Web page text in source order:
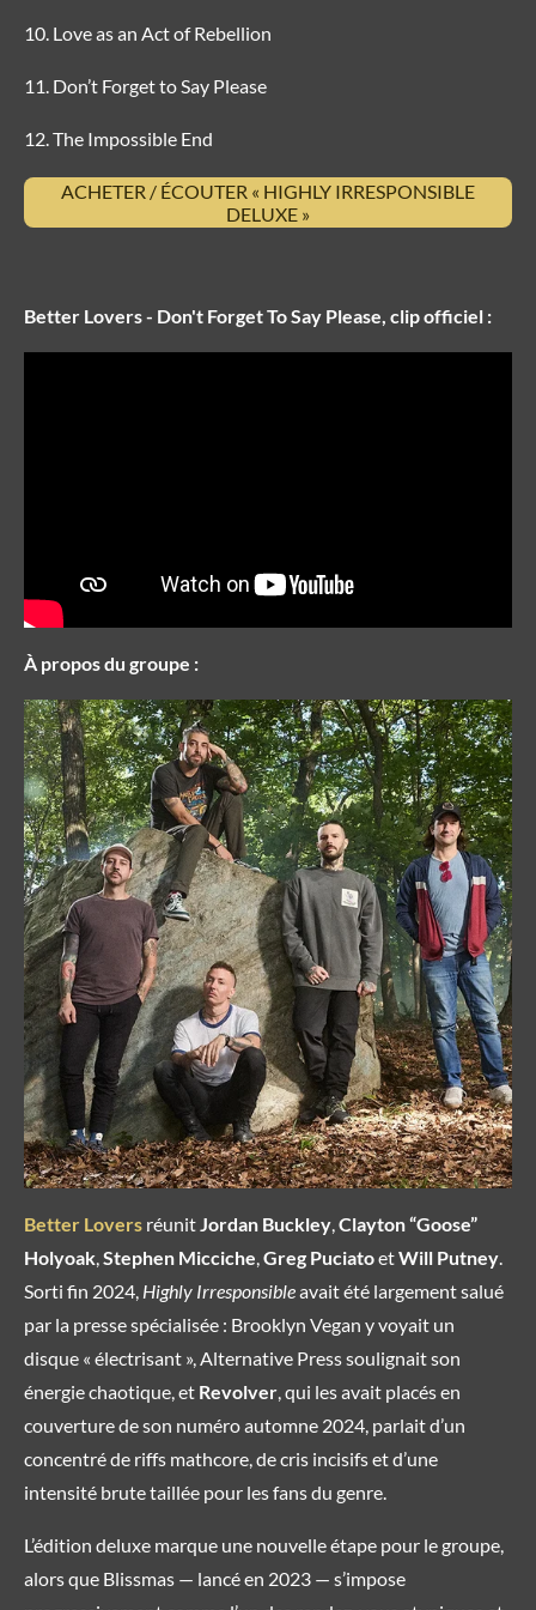
Love as an Act of Rebellion
Don’t Forget to Say Please
The Impossible End
ACHETER / ÉCOUTER « HIGHLY IRRESPONSIBLE
DELUXE »
Better Lovers - Don't Forget To Say Please, clip officiel :
À propos du groupe :
Better Lovers réunit Jordan Buckley Clayton “Goose”
Holyoak Stephen Micciche Greg PuciatoetWill Putney
Sorti fin 2024, Highly Irresponsibleavait été largement salué
par la presse spécialisée : Brooklyn Vegan y voyait un
disque « électrisant », Alternative Press soulignait son
énergie chaotique, et Revolver , qui les avait placés en
couverture de son numéro automne 2024, parlait d’un
concentré de riffs mathcore, de cris incisifs et d’une
intensité brute taillée pour les fans du genre.
L’édition deluxe marque une nouvelle étape pour le groupe,
alors que Blissmas — lancé en 2023 — s’impose